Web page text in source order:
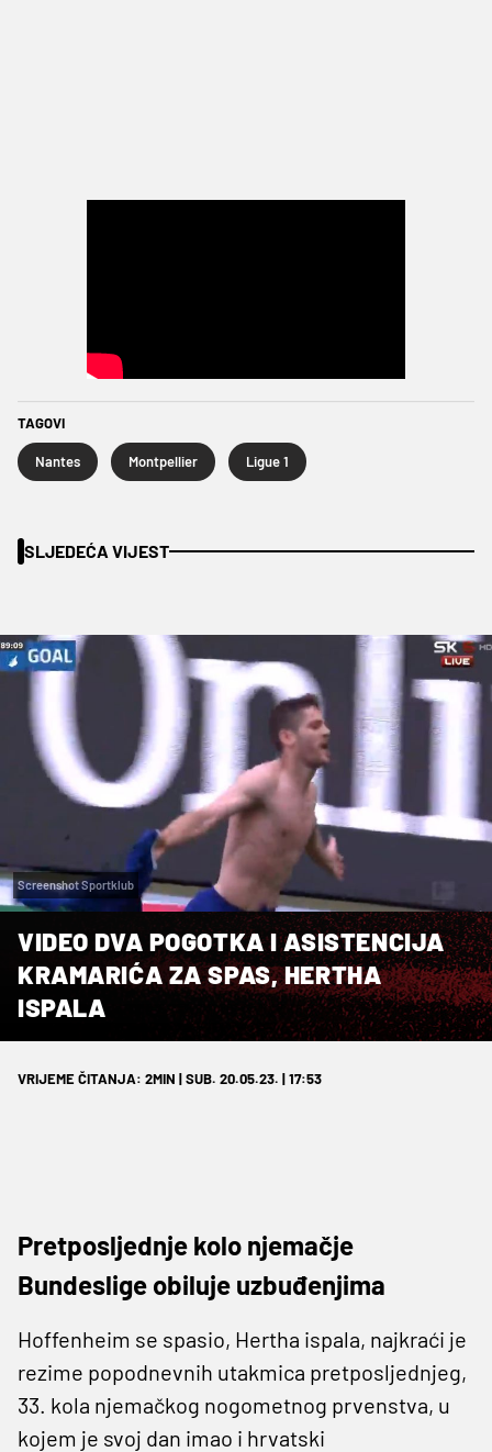
TAGOVI
Nantes Montpellier Ligue 1
SLJEDEĆA VIJEST
Screenshot Sportklub
VIDEO DVA POGOTKA I ASISTENCIJA
KRAMARIĆA ZA SPAS, HERTHA
ISPALA
VRIJEME ČITANJA: 2MIN | SUB. 20.05.23. | 17:53
Pretposljednje kolo njemačje
Bundeslige obiluje uzbuđenjima
Hoffenheim se spasio, Hertha ispala, najkraći je
rezime popodnevnih utakmica pretposljednjeg,
33. kola njemačkog nogometnog prvenstva, u
kojem je svoj dan imao i hrvatski